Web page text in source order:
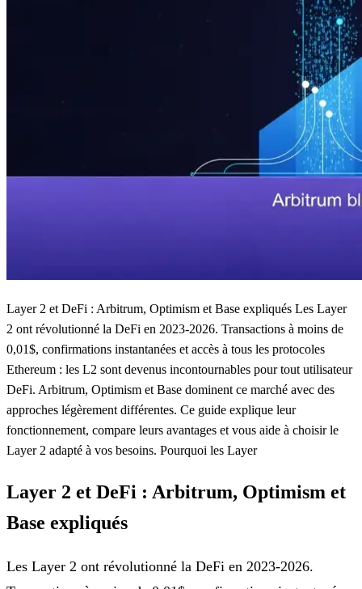
Layer 2 et DeFi : Arbitrum, Optimism et Base expliqués Les Layer
2 ont révolutionné la DeFi en 2023-2026. Transactions à moins de
0,01$, confirmations instantanées et accès à tous les protocoles
Ethereum : les L2 sont devenus incontournables pour tout utilisateur
DeFi. Arbitrum, Optimism et Base dominent ce marché avec des
approches légèrement différentes. Ce guide explique leur
fonctionnement, compare leurs avantages et vous aide à choisir le
Layer 2 adapté à vos besoins. Pourquoi les Layer
Layer 2 et DeFi : Arbitrum, Optimism et
Base expliqués
Les Layer 2 ont révolutionné la DeFi en 2023-2026.